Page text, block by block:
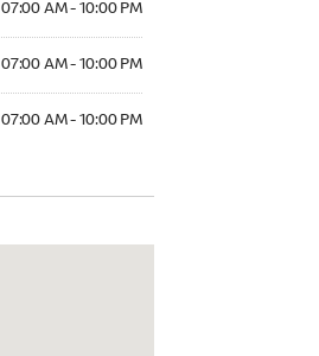
07:00 AM - 10:00 PM
07:00 AM - 10:00 PM
07:00 AM - 10:00 PM